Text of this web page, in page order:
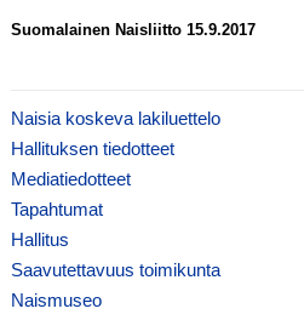
Suomalainen Naisliitto 15.9.2017
Naisia koskeva lakiluettelo
Hallituksen tiedotteet
Mediatiedotteet
Tapahtumat
Hallitus
Saavutettavuus toimikunta
Naismuseo